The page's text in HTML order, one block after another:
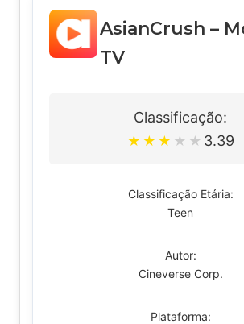
AsianCrush –
TV
Classificação:
★ ★ ★ ★ ★ 3.39
Classificação Etária:
Teen
Autor:
Cineverse Corp.
Plataforma: